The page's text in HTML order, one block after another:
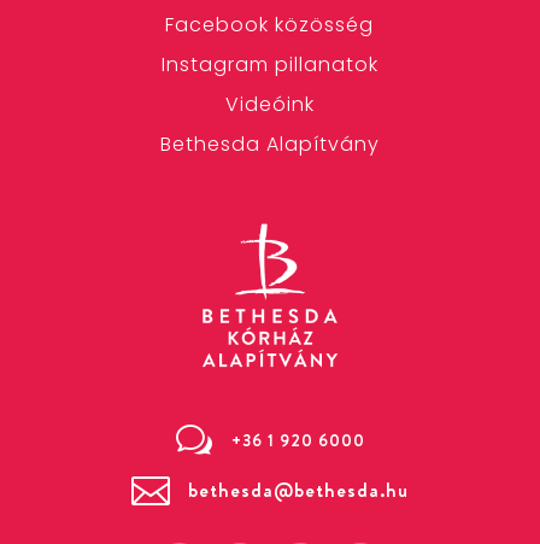
Facebook közösség
Instagram pillanatok
Videóink
Bethesda Alapítvány
w +36 1 920 6000
 bethesda@bethesda.hu